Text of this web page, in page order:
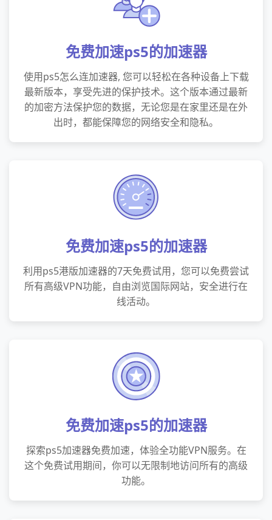
免费加速ps5的加速器
使用ps5怎么连加速器, 您可以轻松在各种设备上下载
最新版本，享受先进的保护技术。这个版本通过最新
的加密方法保护您的数据，无论您是在家里还是在外
出时，都能保障您的网络安全和隐私。
免费加速ps5的加速器
利用ps5港版加速器的7天免费试用，您可以免费尝试
所有高级VPN功能，自由浏览国际网站，安全进行在
线活动。
免费加速ps5的加速器
探索ps5加速器免费加速，体验全功能VPN服务。在
这个免费试用期间，你可以无限制地访问所有的高级
功能。